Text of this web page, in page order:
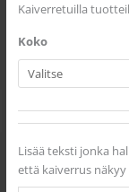
Kaiverretuilla
Koko
Lisää teksti jonka
että kaiverrus